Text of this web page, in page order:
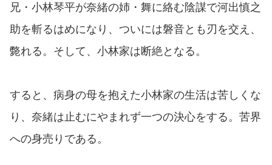
兄・小林琴平が奈緒の姉・舞に絡む陰謀で河出慎之
助を斬るはめになり、ついには磐音とも刃を交え、
斃れる。そして、小林家は断絶となる。
すると、病身の母を抱えた小林家の生活は苦しくな
り、奈緒は止むにやまれず一つの決心をする。苦界
への身売りである。